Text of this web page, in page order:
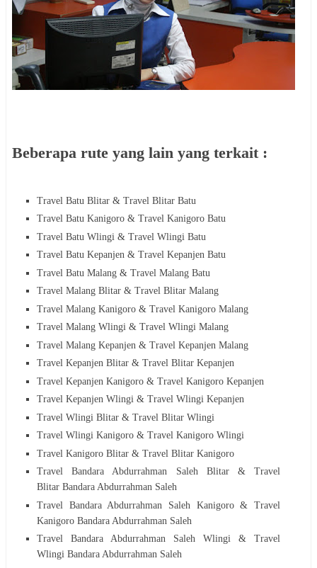
Beberapa rute yang lain yang terkait :
Travel Batu Blitar & Travel Blitar Batu
Travel Batu Kanigoro & Travel Kanigoro Batu
Travel Batu Wlingi & Travel Wlingi Batu
Travel Batu Kepanjen & Travel Kepanjen Batu
Travel Batu Malang & Travel Malang Batu
Travel Malang Blitar & Travel Blitar Malang
Travel Malang Kanigoro & Travel Kanigoro Malang
Travel Malang Wlingi & Travel Wlingi Malang
Travel Malang Kepanjen & Travel Kepanjen Malang
Travel Kepanjen Blitar & Travel Blitar Kepanjen
Travel Kepanjen Kanigoro & Travel Kanigoro Kepanjen
Travel Kepanjen Wlingi & Travel Wlingi Kepanjen
Travel Wlingi Blitar & Travel Blitar Wlingi
Travel Wlingi Kanigoro & Travel Kanigoro Wlingi
Travel Kanigoro Blitar & Travel Blitar Kanigoro
Travel Bandara Abdurrahman Saleh Blitar & Travel
Blitar Bandara Abdurrahman Saleh
Travel Bandara Abdurrahman Saleh Kanigoro & Travel
Kanigoro Bandara Abdurrahman Saleh
Travel Bandara Abdurrahman Saleh Wlingi & Travel
Wlingi Bandara Abdurrahman Saleh